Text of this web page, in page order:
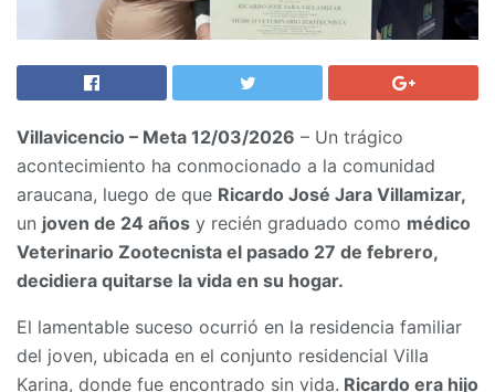
Villavicencio – Meta 12/03/2026 – Un trágico
acontecimiento ha conmocionado a la comunidad
araucana, luego de que Ricardo José Jara Villamizar,
un joven de 24 años y recién graduado como médico
Veterinario Zootecnista el pasado 27 de febrero,
decidiera quitarse la vida en su hogar.
El lamentable suceso ocurrió en la residencia familiar
del joven, ubicada en el conjunto residencial Villa
Karina, donde fue encontrado sin vida. Ricardo era hijo